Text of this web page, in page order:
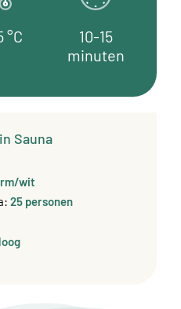
°C
10-15
minuten
Sauna
wit
25 personen